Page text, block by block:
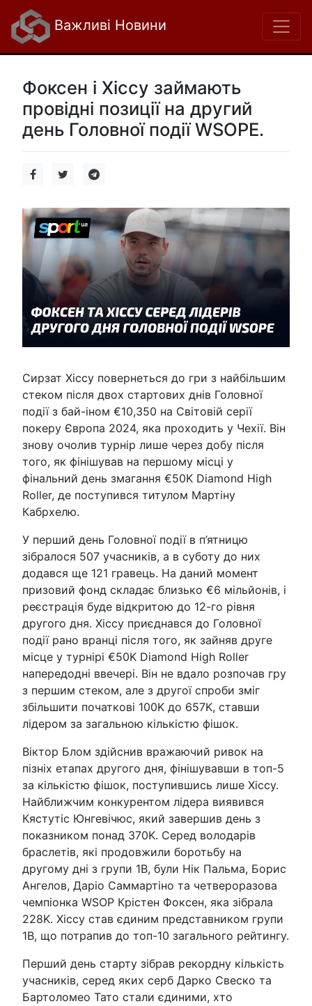
Важливі Новини
Фоксен і Хіссу займають
провідні позиції на другий
день Головної події WSOPE.
Сирзат Хіссу повернеться до гри з найбільшим
стеком після двох стартових днів Головної
події з бай-іном €10,350 на Світовій серії
покеру Європа 2024, яка проходить у Чехії. Він
знову очолив турнір лише через добу після
того, як фінішував на першому місці у
фінальний день змагання €50K Diamond High
Roller, де поступився титулом Мартіну
Кабрхелю.
У перший день Головної події в п’ятницю
зібралося 507 учасників, а в суботу до них
додався ще 121 гравець. На даний момент
призовий фонд складає близько €6 мільйонів, і
реєстрація буде відкритою до 12-го рівня
другого дня. Хіссу приєднався до Головної
події рано вранці після того, як зайняв друге
місце у турнірі €50K Diamond High Roller
напередодні ввечері. Він не вдало розпочав гру
з першим стеком, але з другої спроби зміг
збільшити початкові 100K до 657K, ставши
лідером за загальною кількістю фішок.
Віктор Блом здійснив вражаючий ривок на
пізніх етапах другого дня, фінішувавши в топ-5
за кількістю фішок, поступившись лише Хіссу.
Найближчим конкурентом лідера виявився
Кястутіс Юнгевічюс, який завершив день з
показником понад 370K. Серед володарів
браслетів, які продовжили боротьбу на
другому дні з групи 1B, були Нік Пальма, Борис
Ангелов, Даріо Саммартіно та четвероразова
чемпіонка WSOP Крістен Фоксен, яка зібрала
228K. Хіссу став єдиним представником групи
1B, що потрапив до топ-10 загального рейтингу.
Перший день старту зібрав рекордну кількість
учасників, серед яких серб Дарко Свеско та
Бартоломео Тато стали єдиними, хто